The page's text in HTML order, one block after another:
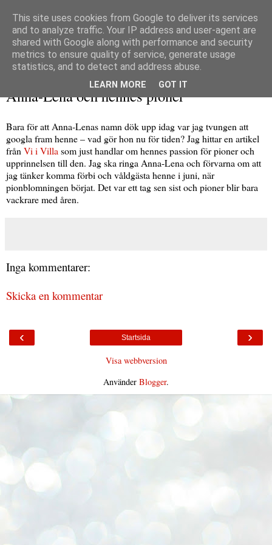
Anna-Lena och hennes pioner
Bara för att Anna-Lenas namn dök upp idag var jag tvungen att
googla fram henne – vad gör hon nu för tiden? Jag hittar en artikel
från Vi i Villa som just handlar om hennes passion för pioner och
upprinnelsen till den. Jag ska ringa Anna-Lena och förvarna om att
jag tänker komma förbi och våldgästa henne i juni, när
pionblomningen börjat. Det var ett tag sen sist och pioner blir bara
vackrare med åren.
Inga kommentarer:
Skicka en kommentar
‹ ›
Startsida
Visa webbversion
Använder Blogger.
This site uses cookies from Google to deliver its services
and to analyze traffic. Your IP address and user-agent are
shared with Google along with performance and security
metrics to ensure quality of service, generate usage
statistics, and to detect and address abuse.
LEARN MORE GOT IT